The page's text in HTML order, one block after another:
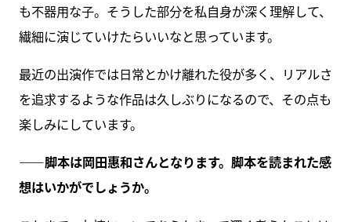
も不器用な子。そうした部分を私自身が深く理解して、
繊細に演じていけたらいいなと思っています。
最近の出演作では日常とかけ離れた役が多く、リアルさ
を追求するような作品は久しぶりになるので、その点も
楽しみにしています。
――脚本は岡田惠和さんとなります。脚本を読まれた感
想はいかがでしょうか。